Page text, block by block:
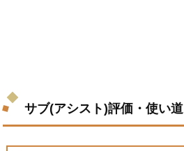
サブ(アシスト)評価・使い道